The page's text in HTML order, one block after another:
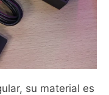
su material es